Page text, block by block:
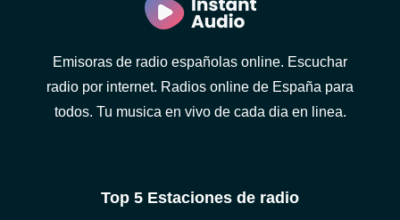
Emisoras de radio españolas online. Escuchar
radio por internet. Radios online de España para
todos. Tu musica en vivo de cada dia en linea.
Top 5 Estaciones de radio